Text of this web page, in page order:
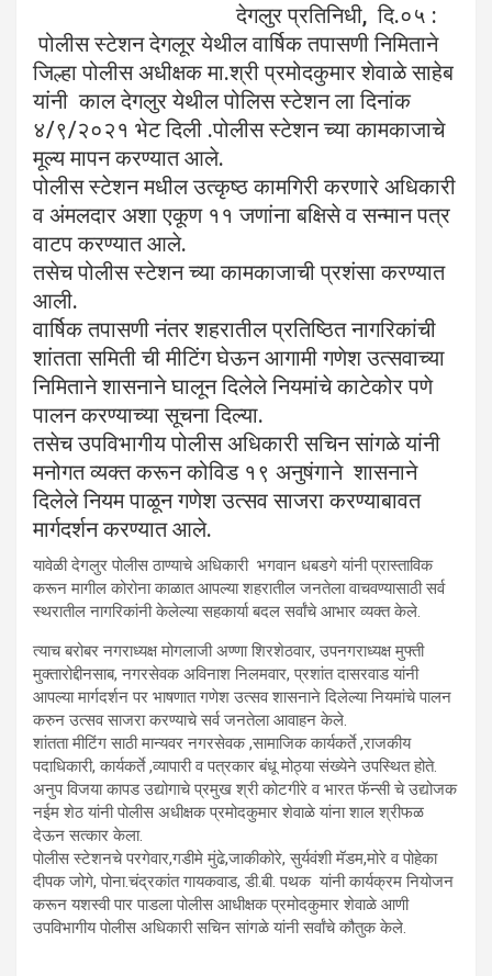
देगलुर प्रतिनिधी, दि.०५ :
पोलीस स्टेशन देगलूर येथील वार्षिक तपासणी निमिताने
जिल्हा पोलीस अधीक्षक मा.श्री प्रमोदकुमार शेवाळे साहेब
यांनी काल देगलुर येथील पोलिस स्टेशन ला दिनांक
४/९/२०२१ भेट दिली .पोलीस स्टेशन च्या कामकाजाचे
मूल्य मापन करण्यात आले.
पोलीस स्टेशन मधील उत्कृष्ठ कामगिरी करणारे अधिकारी
व अंमलदार अशा एकूण ११ जणांना बक्षिसे व सन्मान पत्र
वाटप करण्यात आले.
तसेच पोलीस स्टेशन च्या कामकाजाची प्रशंसा करण्यात
आली.
वार्षिक तपासणी नंतर शहरातील प्रतिष्ठित नागरिकांची
शांतता समिती ची मीटिंग घेऊन आगामी गणेश उत्सवाच्या
निमिताने शासनाने घालून दिलेले नियमांचे काटेकोर पणे
पालन करण्याच्या सूचना दिल्या.
तसेच उपविभागीय पोलीस अधिकारी सचिन सांगळे यांनी
मनोगत व्यक्त करून कोविड १९ अनुषंगाने शासनाने
दिलेले नियम पाळून गणेश उत्सव साजरा करण्याबावत
मार्गदर्शन करण्यात आले.
यावेळी देगलुर पोलीस ठाण्याचे अधिकारी भगवान धबडगे यांनी प्रास्ताविक
करून मागील कोरोना काळात आपल्या शहरातील जनतेला वाचवण्यासाठी सर्व
स्थरातील नागरिकांनी केलेल्या सहकार्या बदल सर्वांचे आभार व्यक्त केले.
त्याच बरोबर नगराध्यक्ष मोगलाजी अण्णा शिरशेठवार, उपनगराध्यक्ष मुफ्ती
मुक्तारोद्दीनसाब, नगरसेवक अविनाश निलमवार, प्रशांत दासरवाड यांनी
आपल्या मार्गदर्शन पर भाषणात गणेश उत्सव शासनाने दिलेल्या नियमांचे पालन
करुन उत्सव साजरा करण्याचे सर्व जनतेला आवाहन केले.
शांतता मीटिंग साठी मान्यवर नगरसेवक ,सामाजिक कार्यकर्ते ,राजकीय
पदाधिकारी, कार्यकर्ते ,व्यापारी व पत्रकार बंधू मोठ्या संख्येने उपस्थित होते.
अनुप विजया कापड उद्योगाचे प्रमुख श्री कोटगीरे व भारत फॅन्सी चे उद्योजक
नईम शेठ यांनी पोलीस अधीक्षक प्रमोदकुमार शेवाळे यांना शाल श्रीफळ
देऊन सत्कार केला.
पोलीस स्टेशनचे परगेवार,गडीमे मुंढे,जाकीकोरे, सुर्यवंशी मॅडम,मोरे व पोहेका
दीपक जोगे, पोना.चंद्रकांत गायकवाड, डी.बी. पथक यांनी कार्यक्रम नियोजन
करून यशस्वी पार पाडला पोलीस आधीक्षक प्रमोदकुमार शेवाळे आणी
उपविभागीय पोलीस अधिकारी सचिन सांगळे यांनी सर्वांचे कौतुक केले.